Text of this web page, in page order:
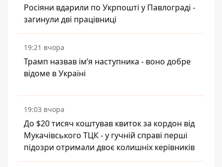
Росіяни вдарили по Укрпошті у Павлограді -
загинули дві працівниці
19:21 вчора
Трамп назвав імʼя наступника - воно добре
відоме в Україні
19:03 вчора
До $20 тисяч коштував квиток за кордон від
Мукачівського ТЦК - у гучній справі перші
підозри отримали двоє колишніх керівників